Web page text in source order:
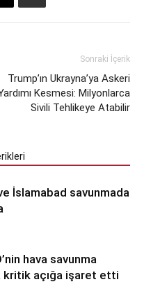
Sonraki İçerik
Trump’ın Ukrayna’ya Askeri
Kesmesi: Milyonlarca
Sivili Tehlikeye Atabilir
İslamabad savunmada
hava savunma
kritik açığa işaret etti